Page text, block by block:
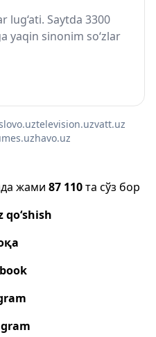
lug‘ati. Saytda 3300
yaqin sinonim so‘zlar
television.uzvatt.uz
havo.uz
жами 87 110та сўз бор
qo‘shish